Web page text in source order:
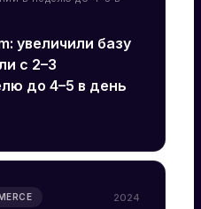
увеличили базу
с 2–3
до 4–5 в день
2024